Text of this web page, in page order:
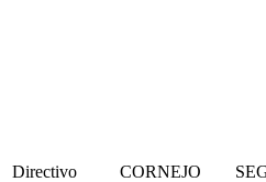
Directivo CORNEJO